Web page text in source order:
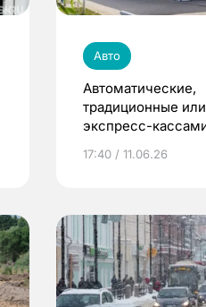
Авто
Автоматические,
традиционные
экспресс-
водители?
17:40 / 11.06.26